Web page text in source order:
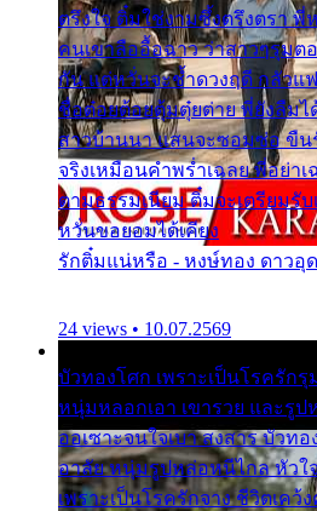
ตรึงใจ ติ๋มใช่งามซึ้งตรึงตรา
คนเขาลืออื้อฉาว ว่าสาวๆรุม
กัน แต่หวั่นจะช้ำดวงฤดี กลัว
ชื่อต๋อยต้อยตุ้มตุ๋ยต่าย พี่ยังลืมไ
สาวบ้านนา แสนจะซอมซ่อ ขื
จริงเหมือนคำพร่ำเฉลย พี่อย่า
ตามธรรมเนียม ติ๋มจะเตรียมรั
หวั่นขอยอมได้เคียง
รักติ๋มแน่หรือ - หงษ์ทอง ดาวอุ
24 views • 10.07.2569
บัวทองโศก เพราะเป็นโรครัก
หนุ่มหลอกเอา เขารวย และรู
ออเซาะจนใจเบา สงสาร บัวทอ
อาลัย หนุ่มรูปหล่อหนีไกล หัวใ
เพราะเป็นโรครักจาง ชีวิตเคว้